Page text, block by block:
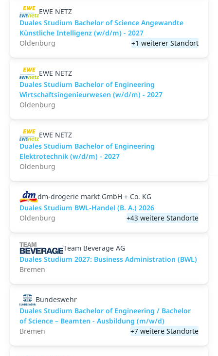
EWE NETZ
Duales Studium Bachelor of Science Angewandte
Künstliche Intelligenz (w/d/m) - 2027
Oldenburg
+1 weiterer Standort
EWE NETZ
Duales Studium Bachelor of Engineering
Wirtschaftsingenieurwesen (w/d/m) - 2027
Oldenburg
EWE NETZ
Duales Studium Bachelor of Engineering
Elektrotechnik (w/d/m) - 2027
Oldenburg
dm-drogerie markt GmbH + Co. KG
Duales Studium BWL-Handel (B. A.) 2026
Oldenburg
+43 weitere Standorte
Team Beverage AG
Duales Studium 2027: Business Administration (BWL)
Bremen
Bundeswehr
Duales Studium Bachelor of Engineering / Bachelor
of Science – Beamten - Ausbildung (m/w/d)
Bremen
+7 weitere Standorte